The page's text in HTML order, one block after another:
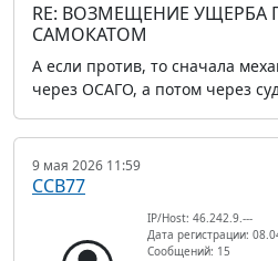
RE: ВОЗМЕЩЕНИЕ УЩЕРБА
САМОКАТОМ
А если против, то сначала
через ОСАГО, а потом через
9 мая 2026 11:59
ССВ77
IP/Host: 46.242.9.---
Дата регистрации:
Сообщений: 15